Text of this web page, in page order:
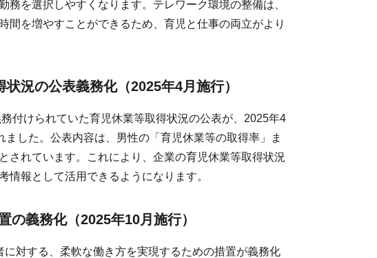
を選択しやすくなります。テレワーク環境の整備は、
間を増やすことができるため、育児と仕事の両立がより
況の公表義務化（2025年4月施行）
付けられていた育児休業等取得状況の公表が、2025年4
した。公表内容は、男性の「育児休業等の取得率」ま
されています。これにより、企業の育児休業等取得状況
情報として活用できるようになります。
の義務化（2025年10月施行）
対する、柔軟な働き方を実現するための措置が義務化